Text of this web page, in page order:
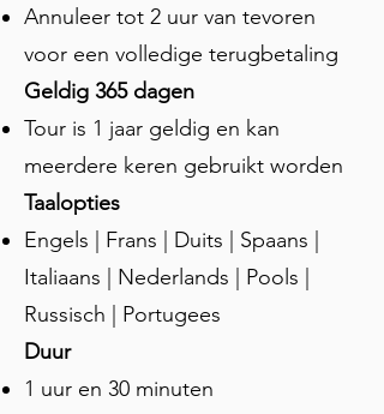
Romeinen. Baden zoals de forum
baden waren niet alleen plaatsen om te
baden. Ze waren belangrijke sociale
centra waar mensen konden
ontspannen, socialiseren en zaken
doen. De forum baden waren rijkelijk
versierd met fresco's, mozaïeken en
stucwerk, die de artistieke smaak en
culturele waarden van de Pompeïaanse
samenleving weerspiegelden. Er waren
zes hoofdgebieden in het badhuis.
Bezoekers zouden beginnen in het
apodyterium, een kleedkamer met
banken en nissen voor het opbergen
Annuleer tot 2 uur van tevoren
voor een volledige terugbetaling
Geldig 365 dagen
Tour is 1 jaar geldig en kan
meerdere keren gebruikt worden
Taalopties
Engels | Frans | Duits | Spaans |
Italiaans | Nederlands | Pools |
Russisch | Portugees
Duur
1 uur en 30 minuten